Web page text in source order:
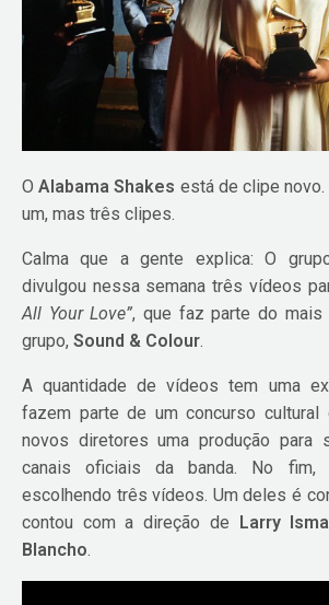
OAlabama Shakes está de clipe novo.
um, mas três clipes.
Calma que a gente explica: O
divulgou nessa semana três vídeos
All Your Love”, que faz parte do mais
grupo,Sound & Colour.
A quantidade de vídeos tem uma
fazem parte de um concurso cultural
novos diretores uma produção para
canais oficiais da banda. No fim,
escolhendo três vídeos. Um deles é
contou com a direção de Larry
Blancho.